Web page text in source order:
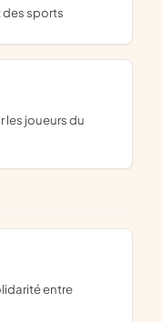
des sports